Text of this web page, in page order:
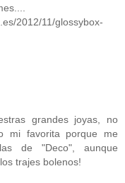
2012/11/glossybox-
grandes joyas, no
mi favorita porque me
de "Deco", aunque
trajes bolenos!